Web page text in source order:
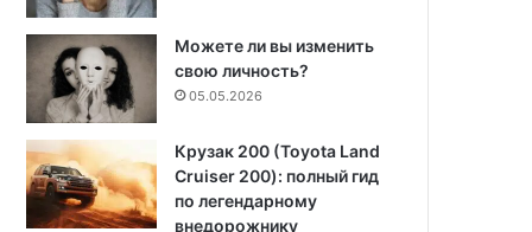
Можете ли вы изменить
свою личность?
05.05.2026
Крузак 200 (Toyota Land
Cruiser 200): полный гид
по легендарному
внедорожнику